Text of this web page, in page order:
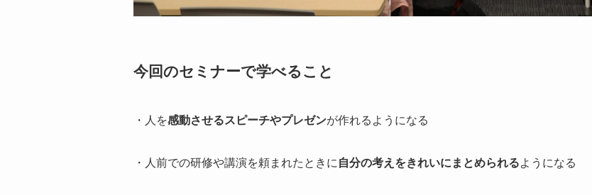
今回のセミナーで学べること
・人を感動させるスピーチやプレゼンが作れるようになる
・人前での研修や講演を頼まれたときに 自分の考えをきれいにまとめられるようになる